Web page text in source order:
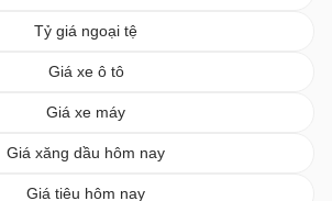
Tỷ giá ngoại tệ
Giá xe ô tô
Giá xe máy
Giá xăng dầu hôm nay
Giá tiêu hôm nay